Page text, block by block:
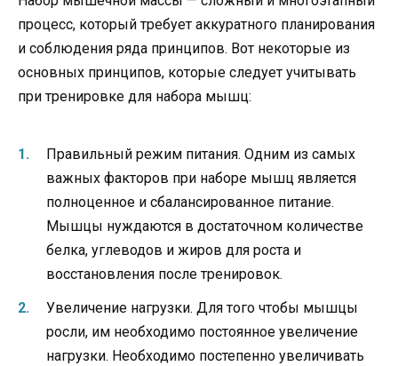
процесс, который требует аккуратного планирования
и соблюдения ряда принципов. Вот некоторые из
основных принципов, которые следует учитывать
при тренировке для набора мышц:
Правильный режим питания. Одним из самых
важных факторов при наборе мышц является
полноценное и сбалансированное питание.
Мышцы нуждаются в достаточном количестве
белка, углеводов и жиров для роста и
восстановления после тренировок.
Увеличение нагрузки. Для того чтобы мышцы
росли, им необходимо постоянное увеличение
нагрузки. Необходимо постепенно увеличивать